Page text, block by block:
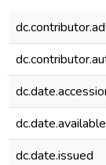
dc.date.available
dc.date.issued